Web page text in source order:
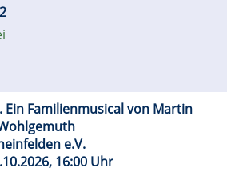
Ein Familienmusical von Martin
e.V.
16:00 Uhr